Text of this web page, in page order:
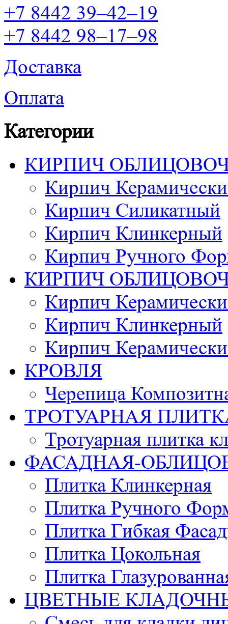
+7 8442 39–42–19
+7 8442 98–17–98
Доставка
Оплата
Категории
КИРПИЧ
Кирпич
Кирпич Силикатный
Кирпич Клинкерный
Кирпич Ручного
КИРПИЧ
Кирпич
Кирпич Клинкерный
Кирпич
КРОВЛЯ
Черепица
ТРОТУАРНАЯ
Тротуарная плитка
ФАСАДНАЯ-
Плитка Клинкерная
Плитка Ручного
Плитка Гибкая
Плитка Цокольная
Плитка
ЦВЕТНЫЕ